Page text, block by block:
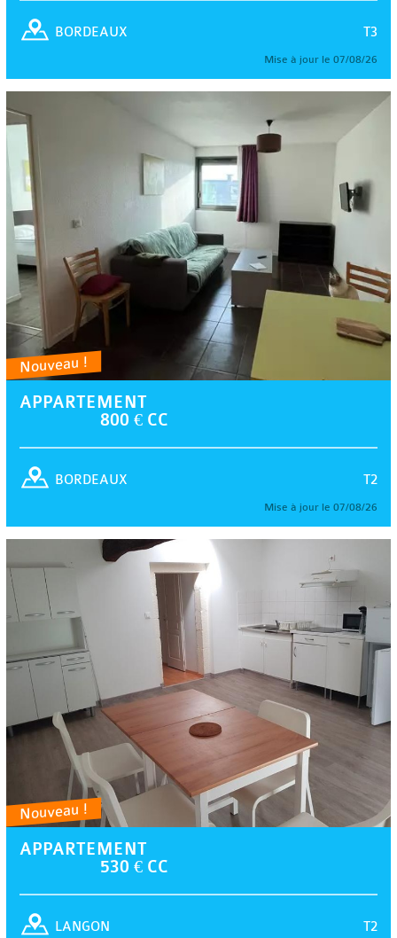
T3
BORDEAUX
Mise à jour le 07/08/26
Nouveau !
APPARTEMENT
800 € CC
T2
BORDEAUX
Mise à jour le 07/08/26
Nouveau !
APPARTEMENT
530 € CC
T2
LANGON